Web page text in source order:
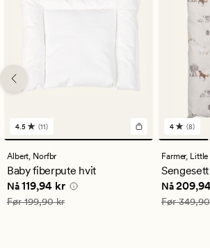
11
anmeldelser
med
en
gjennomsnittlig
vurdering
på
4.5
4.5 (11)
Albert, Norfbr
Baby fiberpute hvit
Nåværende pris
Nå119,94 kr
Vanlig pris 199,90 kr
Før199,90 kr
8
med
en
på
4
4 (8)
Farmer, Little
Nå
Vanlig pris
Før